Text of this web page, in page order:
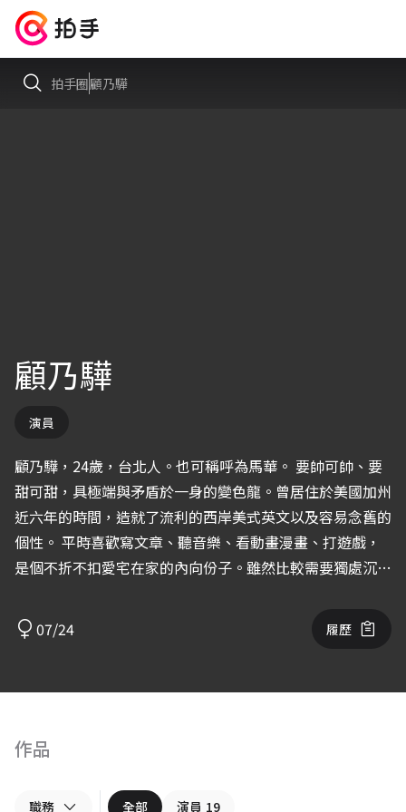
拍手圈顧乃驊
顧乃驊
演員
顧乃驊，24歲，台北人。也可稱呼為馬華。 要帥可帥、要
甜可甜，具極端與矛盾於一身的變色龍。曾居住於美國加州
近六年的時間，造就了流利的西岸美式英文以及容易念舊的
個性。 平時喜歡寫文章、聽音樂、看動畫漫畫、打遊戲，
是個不折不扣愛宅在家的內向份子。雖然比較需要獨處沉澱
面向。秉持著不停學習的精神，時常鼓勵自己突破舒適圈，
讓生活越來越豐富，也能成為表演上的養分。 IG:
07/24 履歷
作品
職務 全部 演員 19